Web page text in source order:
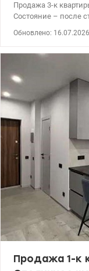
Продажа 3-к квартиры
Состояние – после строителей.
Обновлено: 16.07.2026
Продажа 1-к